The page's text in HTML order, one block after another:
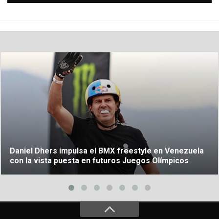
Daniel Dhers impulsa el BMX freestyle en Venezuela
con la vista puesta en futuros Juegos Olímpicos